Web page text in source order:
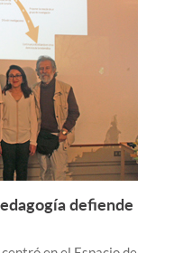
Leer más +
defiende